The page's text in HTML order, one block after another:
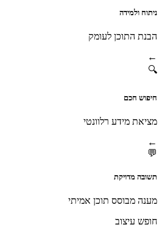
ניתוח ולמידה
הבנת התוכן לעומק
←
🔍
חיפוש חכם
מציאת מידע רלוונטי
←
💬
תשובה מדויקת
מענה מבוסס תוכן אמיתי
חופש עיצוב